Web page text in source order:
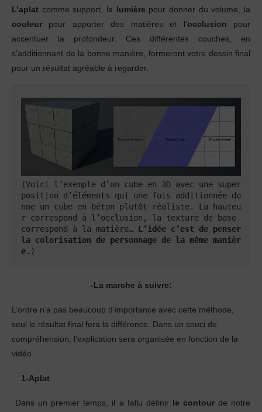
L’aplat comme support, la lumière pour donner du volume, la
couleur pour apporter des matières et l’occlusion pour
accentuer la profondeur. Ces différentes couches, en
s’additionnant de la bonne manière, formeront votre dessin final
pour un résultat agréable à regarder.
(Voici l’exemple d’un cube en 3D avec une super
position d’éléments qui une fois additionnée do
nne un cube en béton plutôt réaliste. La hauteu
r correspond à l’occlusion, la texture de base
correspond à la matière… L’idée c’est de penser
la colorisation de personnage de la même manièr
e.)
-La marche à suivre:
L’ordre n’a pas beaucoup d’importance avec cette méthode,
seul le résultat final fera la différence. Dans un souci de
compréhension, l’explication sera organisée en fonction de la
vidéo.
1-Aplat
Dans un premier temps, il a fallu définir le contourde notre